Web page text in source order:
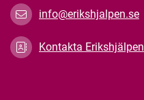
info@erikshjalpen.se
Kontakta Erikshjälpen